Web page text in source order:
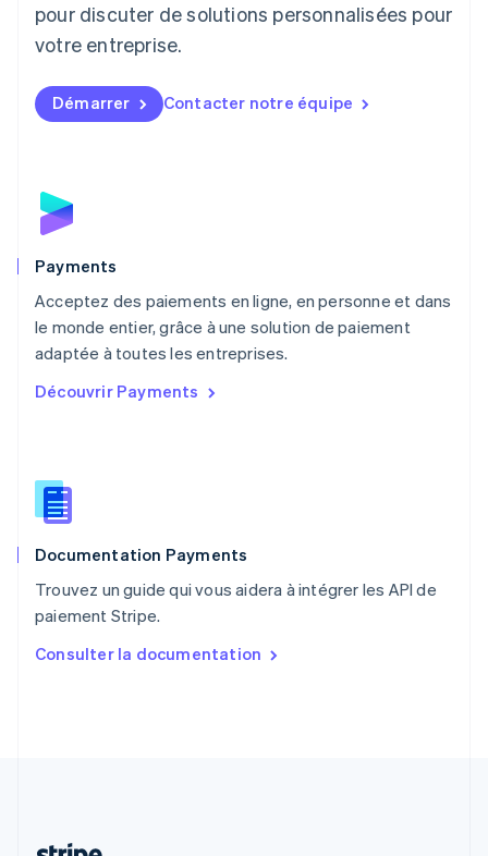
pour discuter de solutions personnalisées pour
votre entreprise.
Démarrer Contacter notre équipe
Payments
Acceptez des paiements en ligne, en personne et dans
le monde entier, grâce à une solution de paiement
adaptée à toutes les entreprises.
Découvrir Payments
Documentation Payments
Trouvez un guide qui vous aidera à intégrer les API de
paiement Stripe.
Consulter la documentation
Luxembourg
FrançaisDeutschEnglish
English简体中文
Malte
Norvège
English
English
NederlandsEnglish
Pologne
English
PortuguêsEnglish
English
Roumanie
Royaume-Uni
Singapour
English 简体中文
English